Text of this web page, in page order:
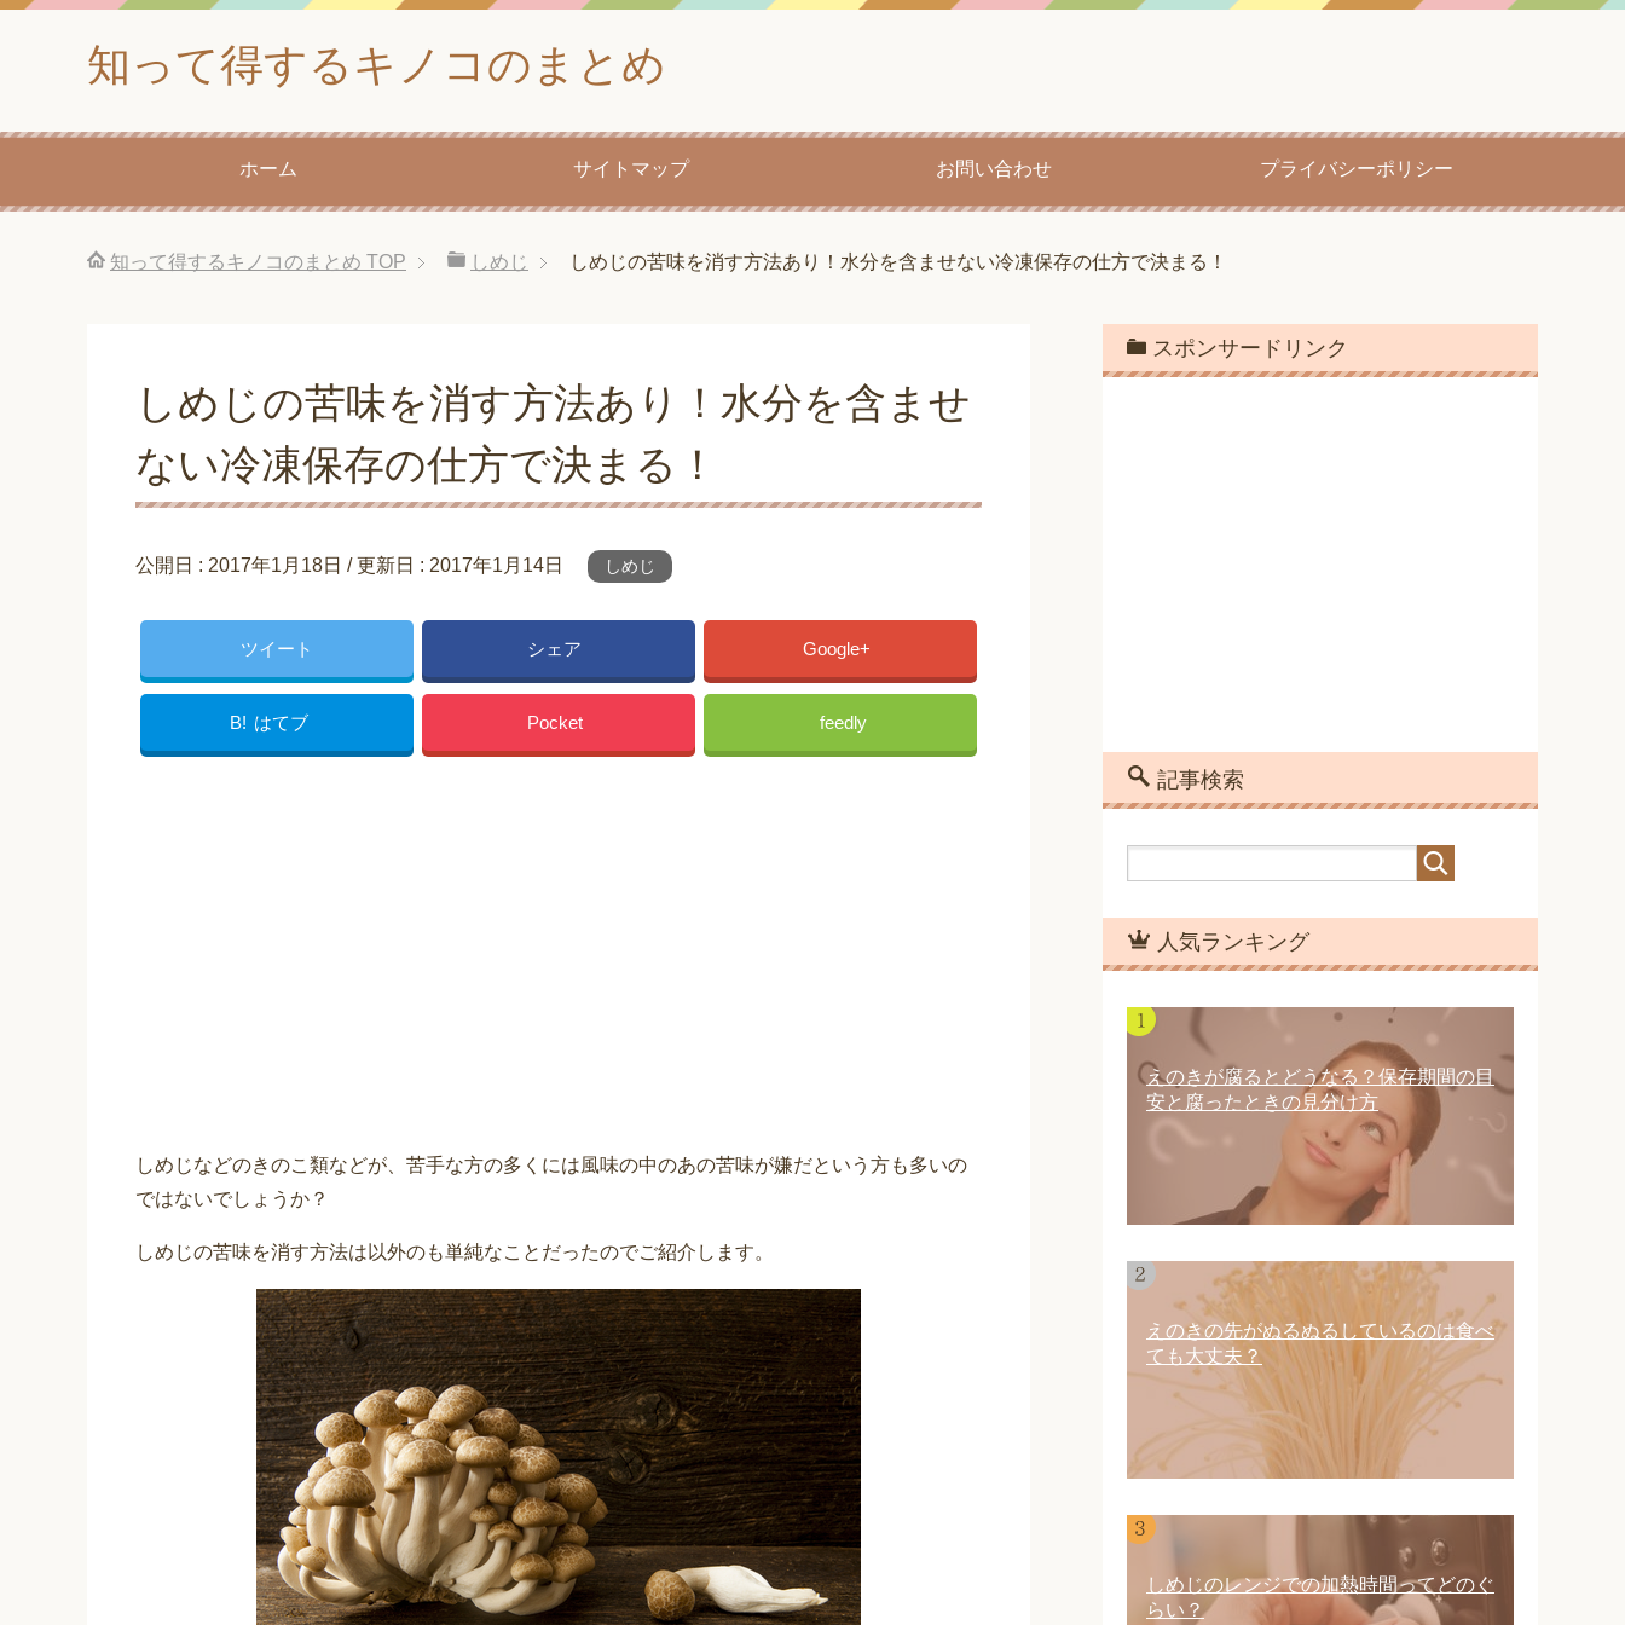
知って得するキノコのまとめ
ホーム サイトマップ お問い合わせ プライバシーポリシー
知って得するキノコのまとめ TOP しめじ しめじの苦味を消す方法あり！水分を含ませない冷凍保存の仕方で決まる！
しめじの苦味を消す方法あり！水分を含ませ
ない冷凍保存の仕方で決まる！
公開日 : 2017年1月18日 / 更新日 : 2017年1月14日 しめじ
ツイート シェア Google+
B! はてブ Pocket feedly
しめじなどのきのこ類などが、苦手な方の多くには風味の中のあの苦味が嫌だという方も多いの
ではないでしょうか？
しめじの苦味を消す方法は以外のも単純なことだったのでご紹介します。
スポンサードリンク
記事検索
人気ランキング
えのきが腐るとどうなる？保存期間の目
安と腐ったときの見分け方
えのきの先がぬるぬるしているのは食べ
ても大丈夫？
しめじのレンジでの加熱時間ってどのぐ
らい？